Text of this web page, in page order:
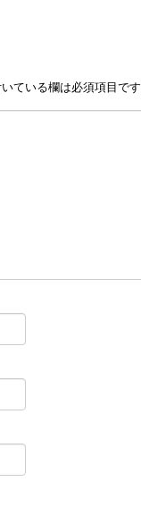
ている欄は必須項目です